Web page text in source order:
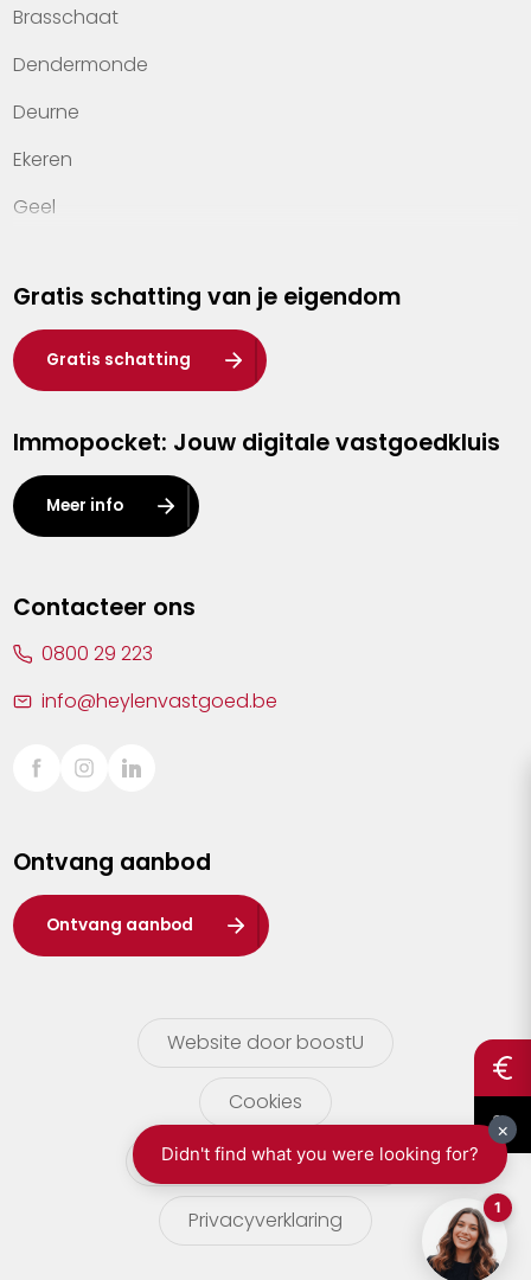
Veelgestelde vragen
Werken bij Heylen Vastgoed
Contact
Brasschaat
Dendermonde
Deurne
Ekeren
Geel
Hasselt
Heist-op-den-Berg
Herentals
Kalmthout
Leuven
Lier
Sint-Truiden
Waasland
Wuustwezel
Zoersel
Gratis schatting van je eigendom
Gratis schatting
Immopocket: Jouw digitale vastgoedkluis
Meer info
Contacteer ons
0800 29 223
info@heylenvastgoed.be
Ontvang aanbod
Ontvang aanbod
Website door boostU
Cookies
gebruikersvoorwaarden
Privacyverklaring